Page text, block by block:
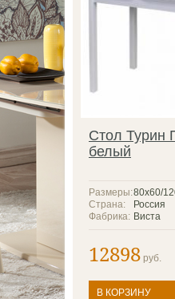
Стол Турин
белый
80x60/
Размеры:
Россия
Страна:
Виста
Фабрика:
12898 руб.
В КОРЗИНУ